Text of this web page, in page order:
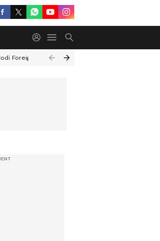
Foreign Travel Expenditure